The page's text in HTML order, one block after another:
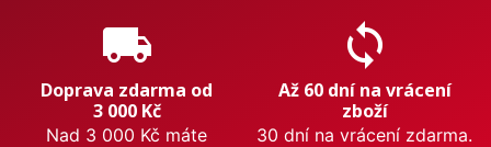
local_shipping
Doprava zdarma od
3 000 Kč
Nad 3 000 Kč máte
sync
Až 60 dní na vrácení
zboží
30 dní na vrácení zdarma.